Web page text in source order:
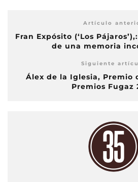
Artículo
Fran Expósito (‘Los
de una memoria
Siguiente
Álex de la Iglesia, Premio
Premios Fugaz